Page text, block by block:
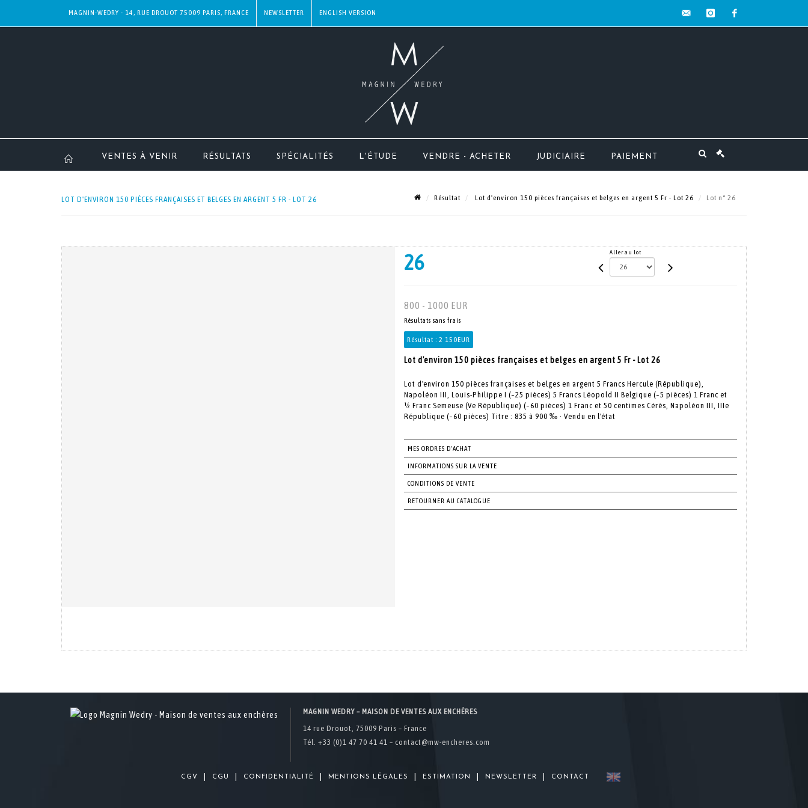
MAGNIN-WEDRY - 14, RUE DROUOT 75009 PARIS, FRANCE NEWSLETTER
VENTES À VENIR RÉSULTATS SPÉCIALITÉS L'ÉTUDE VENDRE - ACHETER JUDICIAIRE PAIEMENT
LOT D'ENVIRON 150 PIÈCES FRANÇAISES ET BELGES EN ARGENT 5 FR - LOT 26 Résultat Lot d'environ 150 pièces françaises et belges en argent 5 Fr - Lot 26 Lot n° 26
26 Aller au lot
800 - 1000 EUR
Résultats sans frais
Résultat : 2 150EUR
Lot d'environ 150 pièces françaises et belges en argent 5 Fr - Lot 26
Lot d'environ 150 pièces françaises et belges en argent 5 Francs Hercule (République),
Napoléon III, Louis-Philippe I (~25 pièces) 5 Francs Léopold II Belgique (~5 pièces) 1 Franc et
½ Franc Semeuse (Ve République) (~60 pièces) 1 Franc et 50 centimes Cérès, Napoléon III, IIIe
République (~60 pièces) Titre : 835 à 900 ‰ · Vendu en l'état
MES ORDRES D'ACHAT
INFORMATIONS SUR LA VENTE
CONDITIONS DE VENTE
RETOURNER AU CATALOGUE
MAGNIN WEDRY – MAISON DE VENTES AUX ENCHÈRES
14 rue Drouot, 75009 Paris – France
Tél. +33 (0)1 47 70 41 41 – contact@mw-encheres.com
CGV CGU CONFIDENTIALITÉ MENTIONS LÉGALES ESTIMATION NEWSLETTER CONTACT